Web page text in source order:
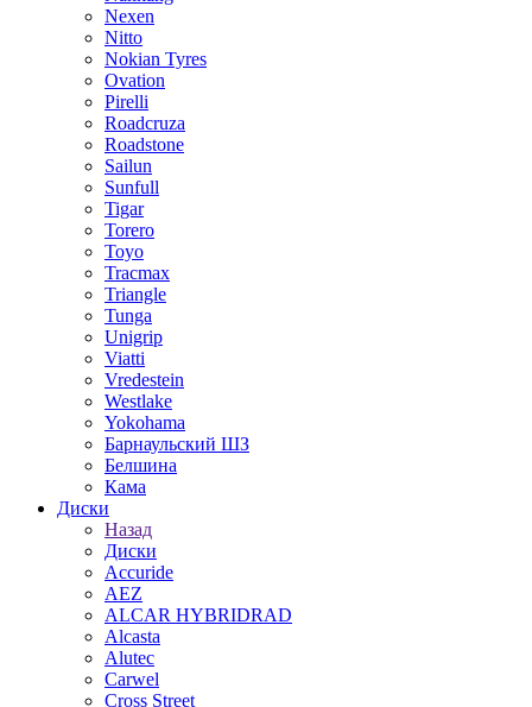
Nexen
Nitto
Nokian Tyres
Ovation
Pirelli
Roadcruza
Roadstone
Sailun
Sunfull
Tigar
Torero
Toyo
Tracmax
Triangle
Tunga
Unigrip
Viatti
Vredestein
Westlake
Yokohama
Барнаульский ШЗ
Белшина
Кама
Диски
Назад
Диски
Accuride
AEZ
ALCAR HYBRIDRAD
Alcasta
Alutec
Carwel
Cross Street